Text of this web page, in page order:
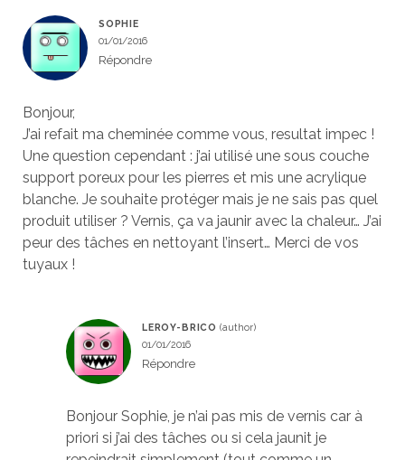
SOPHIE
01/01/2016
Répondre
Bonjour,
J’ai refait ma cheminée comme vous, resultat impec !
Une question cependant : j’ai utilisé une sous couche
support poreux pour les pierres et mis une acrylique
blanche. Je souhaite protéger mais je ne sais pas quel
produit utiliser ? Vernis, ça va jaunir avec la chaleur… J’ai
peur des tâches en nettoyant l’insert… Merci de vos
tuyaux !
LEROY-BRICO
01/01/2016
Répondre
Bonjour Sophie, je n’ai pas mis de vernis car à
priori si j’ai des tâches ou si cela jaunit je